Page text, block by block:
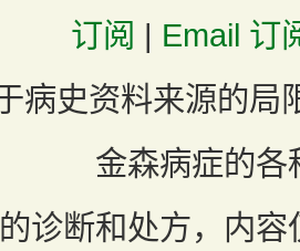
订阅 | Email 订
病史资料来源的局
金森病症的各
诊断和处方，内